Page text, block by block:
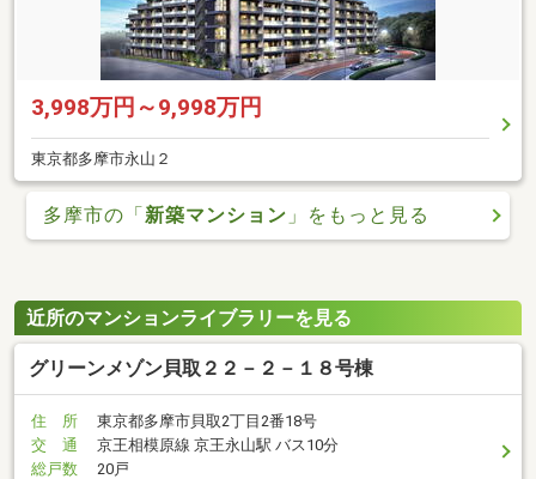
3,998万円～9,998万円
東京都多摩市永山２
多摩市の「新築マンション 」をもっと見る
近所のマンションライブラリーを見る
グリーンメゾン貝取２２－２－１８号棟
住 所
東京都多摩市貝取2丁目2番18号
交 通
京王相模原線 京王永山駅 バス10分
総戸数
20戸